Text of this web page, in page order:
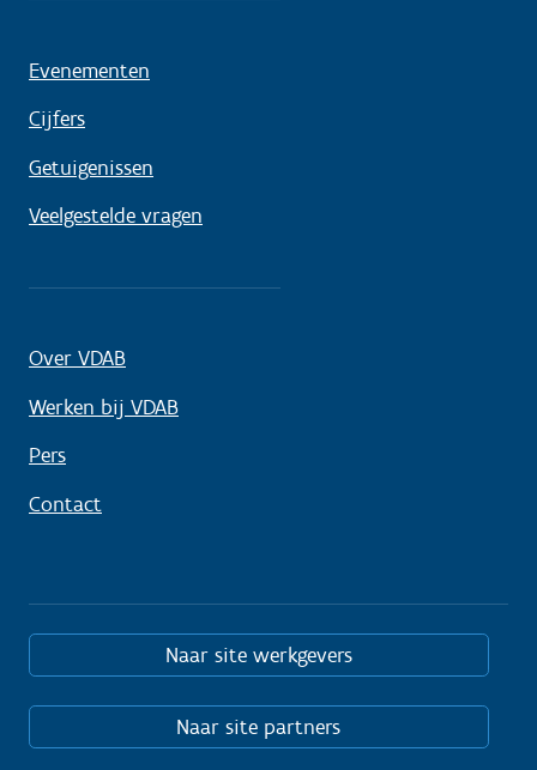
Evenementen
Cijfers
Getuigenissen
Veelgestelde vragen
Over VDAB
Werken bij VDAB
Pers
Contact
Naar site werkgevers
Naar site partners